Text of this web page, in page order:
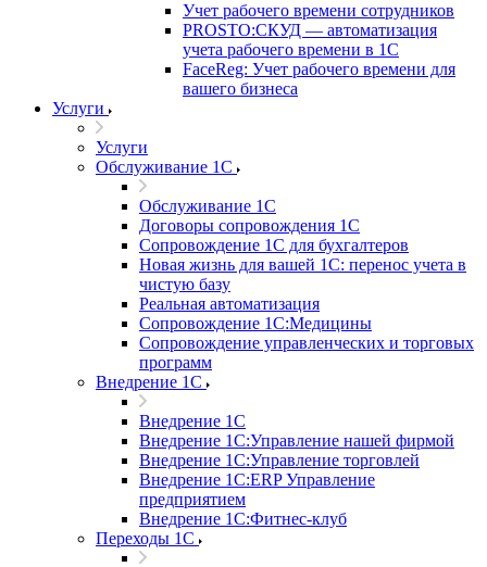
Учет рабочего времени сотрудников
PROSTO:СКУД — автоматизация
учета рабочего времени в 1С
FaceReg: Учет рабочего времени для
вашего бизнеса
Услуги
Услуги
Обслуживание 1С
Обслуживание 1С
Договоры сопровождения 1С
Сопровождение 1С для бухгалтеров
Новая жизнь для вашей 1С: перенос учета в
чистую базу
Реальная автоматизация
Сопровождение 1С:Медицины
Сопровождение управленческих и торговых
программ
Внедрение 1С
Внедрение 1С
Внедрение 1С:Управление нашей фирмой
Внедрение 1С:Управление торговлей
Внедрение 1С:ERP Управление
предприятием
Внедрение 1С:Фитнес-клуб
Переходы 1С